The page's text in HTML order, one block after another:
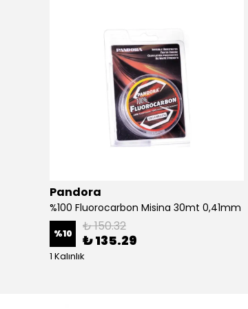
Pandora
%100 Fluorocarbon Misina 30mt 0,41mm
%10 ₺ 150.32
₺ 135.29
1 Kalınlık